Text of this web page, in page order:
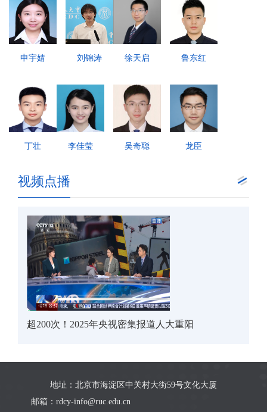
申宇婧 刘锦涛 徐天启 鲁东红
丁壮 李佳莹 吴奇聪 龙臣
视频点播
超200次！2025年央视密集报道人大重阳
地址：北京市海淀区中关村大街59号文化大厦
邮箱：rdcy-info@ruc.edu.cn